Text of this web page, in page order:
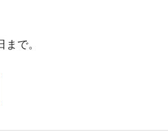
で。